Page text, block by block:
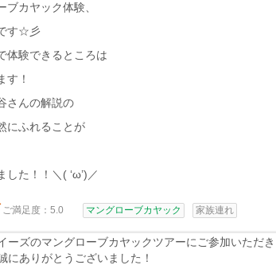
カヤック体験、
す☆彡
体験できるところは
す！
さんの解説の
にふれることが
した！！＼( ‘ω’)／
ご満足度：5.0 マングローブカヤック 家族連れ
ーズのマングローブカヤックツアーにご参加いただき
にありがとうございました！